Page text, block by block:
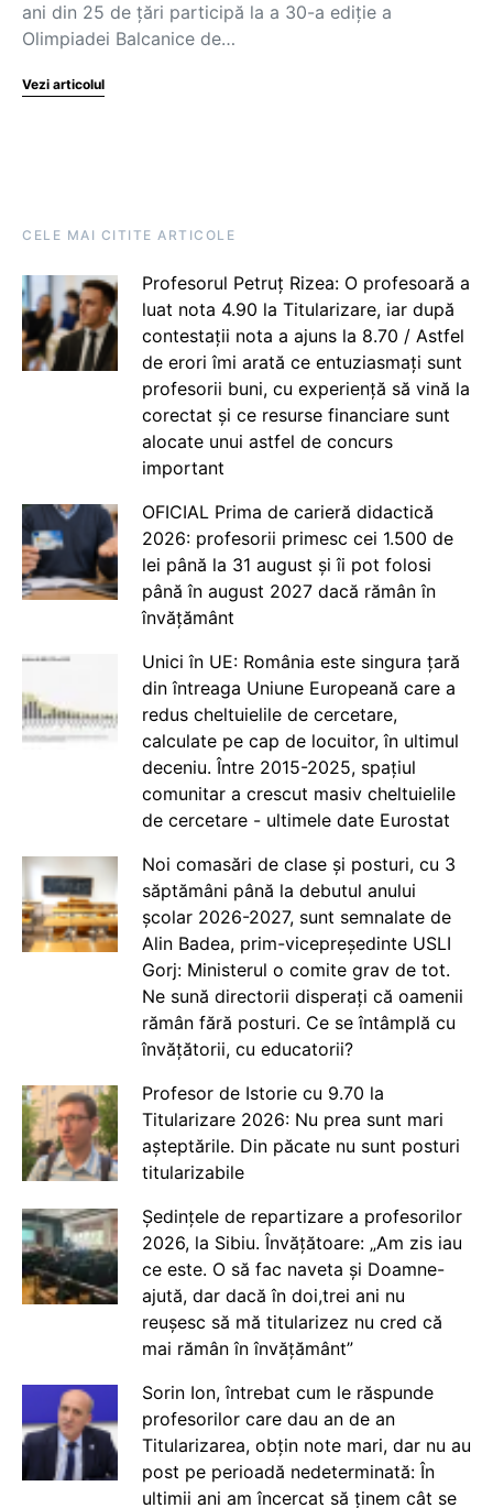
ani din 25 de țări participă la a 30-a ediție a
Olimpiadei Balcanice de…
Vezi articolul
CELE MAI CITITE ARTICOLE
Profesorul Petruț Rizea: O profesoară a
luat nota 4.90 la Titularizare, iar după
contestații nota a ajuns la 8.70 / Astfel
de erori îmi arată ce entuziasmați sunt
profesorii buni, cu experiență să vină la
corectat și ce resurse financiare sunt
alocate unui astfel de concurs
important
OFICIAL Prima de carieră didactică
2026: profesorii primesc cei 1.500 de
lei până la 31 august și îi pot folosi
până în august 2027 dacă rămân în
învățământ
Unici în UE: România este singura țară
din întreaga Uniune Europeană care a
redus cheltuielile de cercetare,
calculate pe cap de locuitor, în ultimul
deceniu. Între 2015-2025, spațiul
comunitar a crescut masiv cheltuielile
de cercetare - ultimele date Eurostat
Noi comasări de clase și posturi, cu 3
săptămâni până la debutul anului
școlar 2026-2027, sunt semnalate de
Alin Badea, prim-vicepreședinte USLI
Gorj: Ministerul o comite grav de tot.
Ne sună directorii disperați că oamenii
rămân fără posturi. Ce se întâmplă cu
învățătorii, cu educatorii?
Profesor de Istorie cu 9.70 la
Titularizare 2026: Nu prea sunt mari
așteptările. Din păcate nu sunt posturi
titularizabile
Ședințele de repartizare a profesorilor
2026, la Sibiu. Învățătoare: „Am zis iau
ce este. O să fac naveta și Doamne-
ajută, dar dacă în doi,trei ani nu
reușesc să mă titularizez nu cred că
mai rămân în învățământ”
Sorin Ion, întrebat cum le răspunde
profesorilor care dau an de an
Titularizarea, obțin note mari, dar nu au
post pe perioadă nedeterminată: În
ultimii ani am încercat să ținem cât se